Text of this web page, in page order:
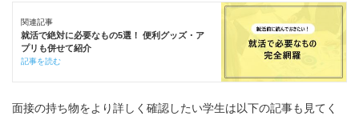
関連記事
就活で絶対に必要なもの5選！ 便利グッズ・ア
プリも併せて紹介
記事を読む
面接の持ち物をより詳しく確認したい学生は以下の記事も見てく